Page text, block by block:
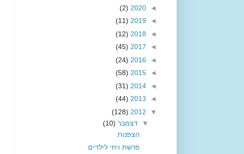
◄
2020
(2)
◄
2019
(11)
◄
2018
(12)
◄
2017
(45)
◄
2016
(24)
◄
2015
(58)
◄
2014
(31)
◄
2013
(44)
▼
2012
(128)
▼ דצמבר (10)
הצפנות
פרשת ויחי לילדים